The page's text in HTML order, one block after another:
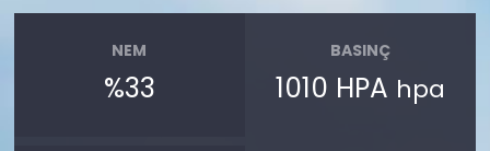
NEM
%33
BASINÇ
1010 HPA hpa